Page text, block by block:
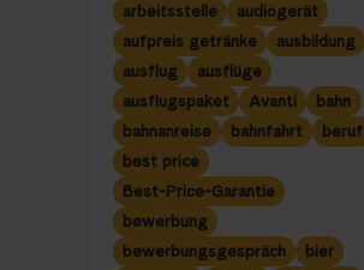
arbeitsstelle
audiogerät
aufpreis getränke
ausbildung
ausflug
ausflüge
ausflugspaket
Avanti
bahn
bahnanreise
bahnfahrt
beruf
best price
Best-Price-Garantie
bewerbung
bewerbungsgespräch
bier